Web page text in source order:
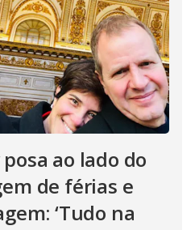
ao lado do
de férias e
‘Tudo na